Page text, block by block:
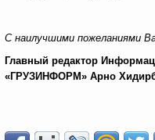
С наилучшими пожеланиями
Главный редактор
«ГРУЗИНФОРМ» Арно